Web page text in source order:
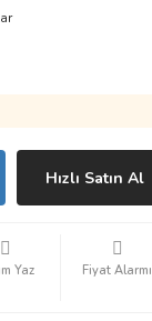
Hızlı Satın Al
Yaz Fiyat Alarmı